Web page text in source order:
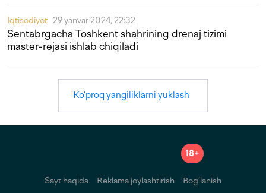
Iqtisodiyot 29 yanvar 2024, 22:32
Sentabrgacha Toshkent shahrining drenaj tizimi
master-rejasi ishlab chiqiladi
Ko'proq yangiliklarni yuklash
18+
Sayt haqida Reklama joylashtirish Bog‘lanish